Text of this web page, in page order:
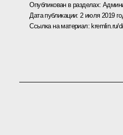
Опубликован в разделах:
Дата публикации: 2 июля 2019
Ссылка на материал:kremlin.ru/